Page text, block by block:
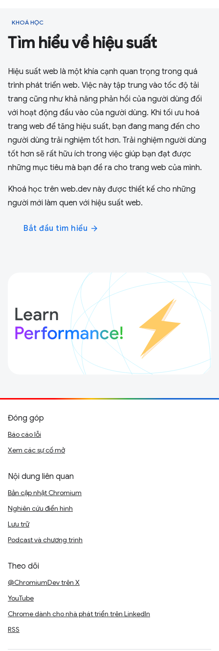
KHOÁ HỌC
Tìm hiểu về hiệu suất
Hiệu suất web là một khía cạnh quan trọng trong quá
trình phát triển web. Việc này tập trung vào tốc độ tải
trang cũng như khả năng phản hồi của người dùng đối
với hoạt động đầu vào của người dùng. Khi tối ưu hoá
trang web để tăng hiệu suất, bạn đang mang đến cho
người dùng trải nghiệm tốt hơn. Trải nghiệm người dùng
tốt hơn sẽ rất hữu ích trong việc giúp bạn đạt được
những mục tiêu mà bạn đề ra cho trang web của mình.
Khoá học trên web.dev này được thiết kế cho những
người mới làm quen với hiệu suất web.
Bắt đầu tìm hiểu arrow_forward
Đóng góp
Báo cáo lỗi
Xem các sự cố mở
Nội dung liên quan
Bản cập nhật Chromium
Nghiên cứu điển hình
Lưu trữ
Podcast và chương trình
Theo dõi
@ChromiumDev trên X
YouTube
Chrome dành cho nhà phát triển trên LinkedIn
RSS